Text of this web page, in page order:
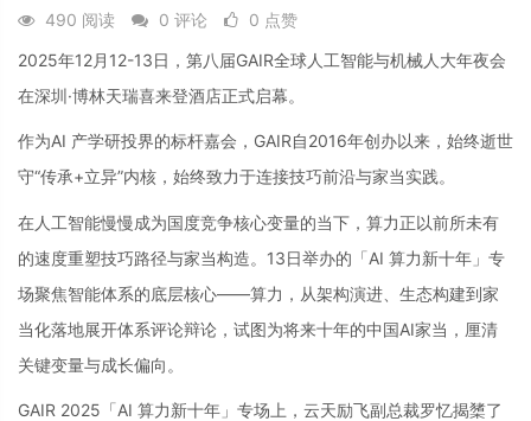
490 阅读 0 评论
0 点赞
2025年12月12-13日，第八届GAIR全球人工智能与机械人大年夜会
在深圳·博林天瑞喜来登酒店正式启幕。
作为AI 产学研投界的标杆嘉会，GAIR自2016年创办以来，始终逝世
守“传承+立异”内核，始终致力于连接技巧前沿与家当实践。
在人工智能慢慢成为国度竞争核心变量的当下，算力正以前所未有
的速度重塑技巧路径与家当构造。13日举办的「AI 算力新十年」专
场聚焦智能体系的底层核心——算力，从架构演进、生态构建到家
当化落地展开体系评论辩论，试图为将来十年的中国AI家当，厘清
关键变量与成长偏向。
GAIR 2025「AI 算力新十年」专场上，云天励飞副总裁罗忆揭橥了